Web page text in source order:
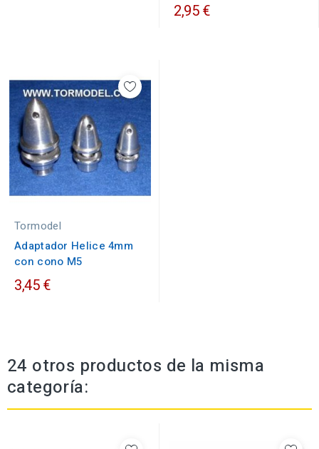
2,95 €
Tormodel
Adaptador Helice 4mm
con cono M5
3,45 €
24 otros productos de la misma
categoría: